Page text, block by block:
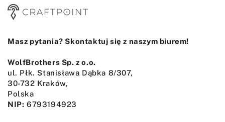
igła przejdzie gładko, ale przede wszystkim o kącie
ostateczny wygląd wyrobu.
Dlaczego potrzebujesz profesjonalnych
wybijaków?
Jeśli dopiero kompletujesz
kaletnicze, wybijaki powinny znaleźć się na samym
Masz pytania? Skontaktuj się z naszym biurem!
WolfBrothers Sp. z o.o.
ul. Płk. Stanisława Dąbka 8/307,
30-732 Kraków,
Polska
NIP: 6793194923